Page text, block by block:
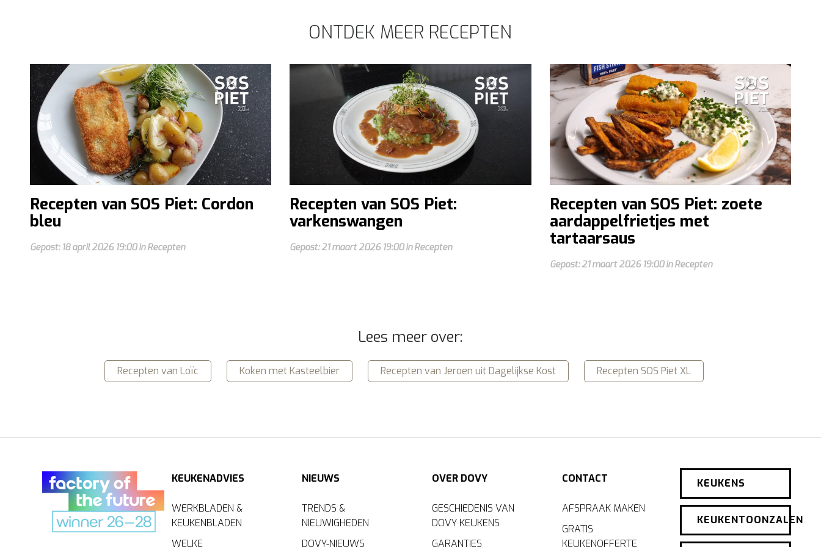
ONTDEK MEER RECEPTEN
Recepten van SOS Piet: Cordon
bleu
Gepost: 18 april 2026 19:00 in Recepten
Recepten van SOS Piet:
varkenswangen
Gepost: 21 maart 2026 19:00 in Recepten
Recepten van SOS Piet: zoete
aardappelfrietjes met
tartaarsaus
Gepost: 21 maart 2026 19:00 in Recepten
Lees meer over:
Recepten van Loïc Koken met Kasteelbier Recepten van Jeroen uit Dagelijkse Kost Recepten SOS Piet XL
KEUKENADVIES
WERKBLADEN &
KEUKENBLADEN
WELKE
NIEUWS
TRENDS &
NIEUWIGHEDEN
DOVY-NIEUWS
OVER DOVY
GESCHIEDENIS VAN
DOVY KEUKENS
GARANTIES
CONTACT
AFSPRAAK MAKEN
GRATIS
KEUKENOFFERTE
KEUKENS
KEUKENTOONZALEN